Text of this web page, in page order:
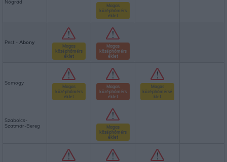
Nógrád
Magas
középhőmérs
éklet
Pest - Abony
Magas
középhőmérs
éklet
Magas
középhőmérs
éklet
Somogy
Magas
középhőmérs
éklet
Magas
középhőmérs
éklet
Magas
középhőmérsé
klet
Szabolcs-
Szatmár-Bereg
Magas
középhőmérs
éklet